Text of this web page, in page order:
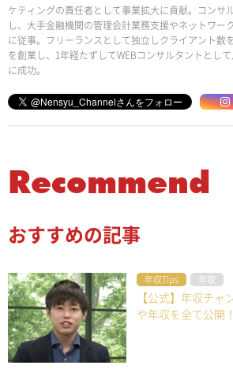
ケティングの責任者として事業拡大に貢献。コンサ
し、大手金融機関の管理会計業務支援やネットワー
に従事。フリーランスとして独立しクライアント数
を創業し、1年経たずしてWEBコンサルタントとし
に成功。
Recommend
おすすめの記事
年収Tips 年収
【公式】年収チャ
や年収を全て公開！